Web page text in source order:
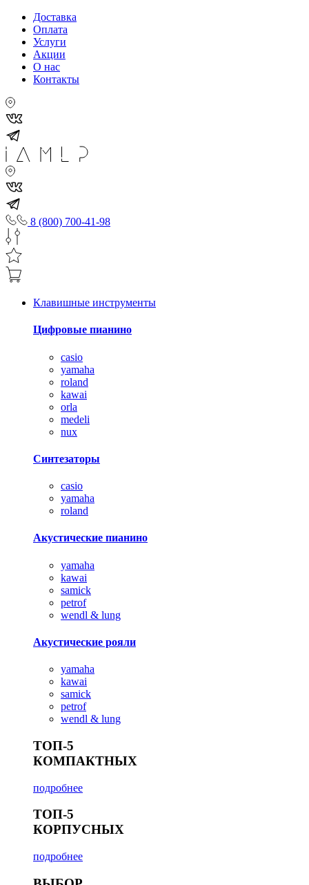
Доставка
Оплата
Услуги
Акции
О нас
Контакты
8 (800) 700-41-98
Клавишные инструменты
Цифровые пианино
casio
yamaha
roland
kawai
orla
medeli
nux
Синтезаторы
casio
yamaha
roland
Акустические пианино
yamaha
kawai
samick
petrof
wendl & lung
Акустические рояли
yamaha
kawai
samick
petrof
wendl & lung
ТОП-5
КОМПАКТНЫХ
подробнее
ТОП-5
КОРПУСНЫХ
подробнее